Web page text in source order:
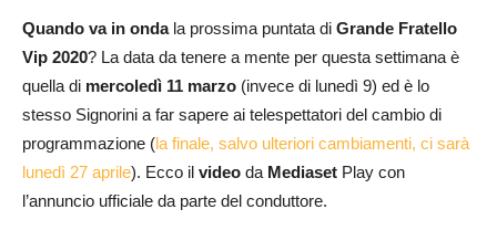
Quando va in ondala prossima puntata di Grande Fratello
Vip 2020? La data da tenere a mente per questa settimana è
quella di mercoledì 11 marzo (invece di lunedì 9) ed è lo
stesso Signorini a far sapere ai telespettatori del cambio di
programmazione (la finale, salvo ulteriori cambiamenti, ci sarà
lunedì 27 aprile). Ecco il video da Mediaset Play con
l’annuncio ufficiale da parte del conduttore.